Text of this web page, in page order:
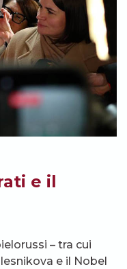
e il
– tra cui
e il Nobel